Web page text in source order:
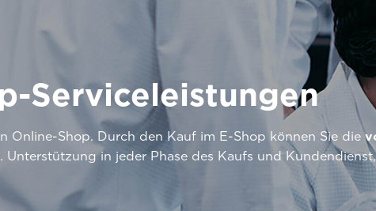
Serviceleistungen
Online-Shop. Durch den Kauf im E-Shop können Sie die
Unterstützung in jeder Phase des Kaufs und